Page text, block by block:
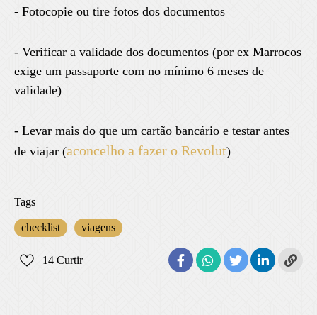
- Fotocopie ou tire fotos dos documentos
- Verificar a validade dos documentos (por ex Marrocos
exige um passaporte com no mínimo 6 meses de
validade)
- Levar mais do que um cartão bancário e testar antes
de viajar (aconcelho a fazer o Revolut)
Tags
checklist viagens
14 Curtir